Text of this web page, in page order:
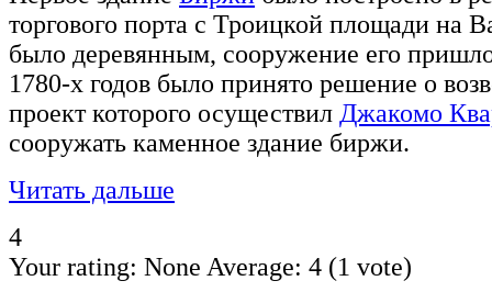
торгового порта с Троицкой площади на
было деревянным, сооружение его
1780-х годов было принято решение о
проект которого осуществил Джакомо
сооружать каменное здание биржи.
Читать дальше
4
Your rating: None Average: 4 (1 vote)